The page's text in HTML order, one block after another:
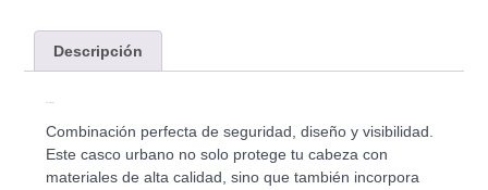
Descripción
Combinación perfecta de seguridad, diseño y visibilidad.
Este casco urbano no solo protege tu cabeza con
materiales de alta calidad, sino que también incorpora